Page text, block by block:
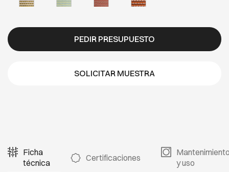
PEDIR PRESUPUESTO
SOLICITAR MUESTRA
Ficha
técnica
Certificaciones
y uso